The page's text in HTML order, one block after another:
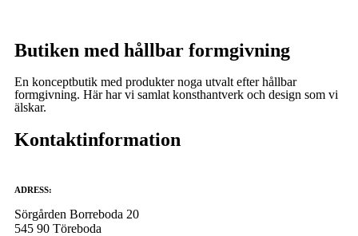
Butiken med hållbar formgivning
En konceptbutik med produkter noga utvalt efter hållbar
formgivning. Här har vi samlat konsthantverk och design som vi
älskar.
Kontaktinformation
ADRESS:
Sörgården Borreboda 20
545 90 Töreboda